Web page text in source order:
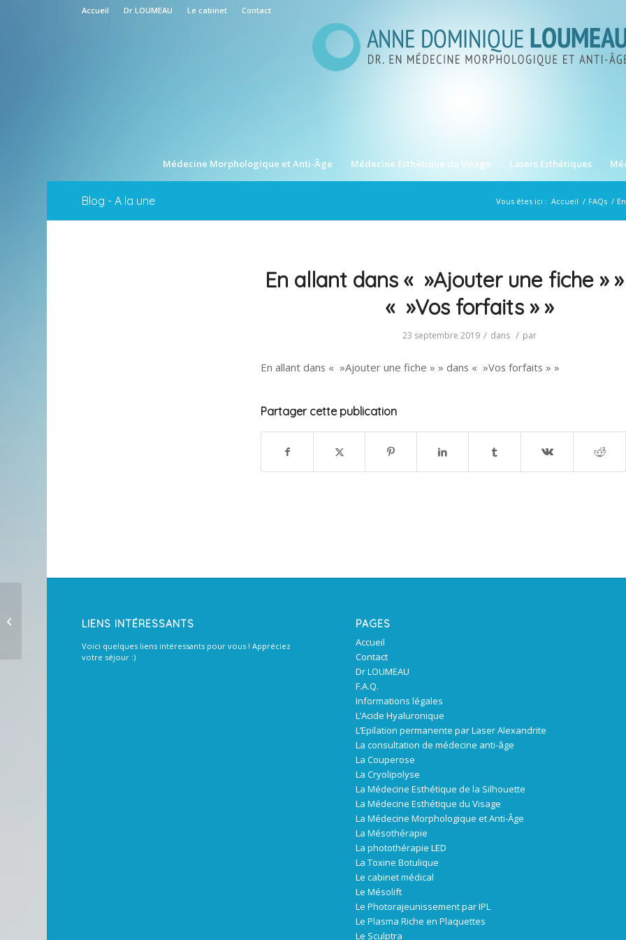
Accueil Dr LOUMEAU Le cabinet Contact
Médecine Morphologique et Anti-Âge Médecine Esthétique du Visage Lasers Esthétiques
Blog - A la une Vous êtes ici : Accueil / FAQs /
En allant dans « »Ajouter une fiche »
« »Vos forfaits » »
23 septembre 2019 / dans / par
En allant dans « »Ajouter une fiche » » dans « »Vos forfaits » »
Partager cette publication
LIENS INTÉRESSANTS
Voici quelques liens intéressants pour vous ! Appréciez
votre séjour :)
PAGES
Accueil
Contact
Dr LOUMEAU
F.A.Q.
Informations légales
L’Acide Hyaluronique
L’Epilation permanente par Laser Alexandrite
La consultation de médecine anti-âge
La Couperose
La Cryolipolyse
La Médecine Esthétique de la Silhouette
La Médecine Esthétique du Visage
La Médecine Morphologique et Anti-Âge
La Mésothérapie
La photothérapie LED
La Toxine Botulique
Le cabinet médical
Le Mésolift
Le Photorajeunissement par IPL
Le Plasma Riche en Plaquettes
Le Sculptra